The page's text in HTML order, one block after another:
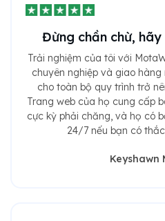
Đừng chần chừ,
Trải nghiệm của tôi với
chuyên nghiệp và giao
cho toàn bộ quy trình trở
Trang web của họ cung cấp
cực kỳ phải chăng, và họ có
24/7 nếu bạn có
Keyshawn